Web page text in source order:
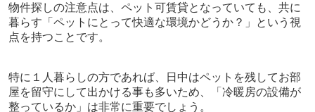
物件探しの注意点は、ペット可賃貸となっていても、共に
暮らす「ペットにとって快適な環境かどうか？」という視
点を持つことです。
特に１人暮らしの方であれば、日中はペットを残してお部
屋を留守にして出かける事も多いため、「冷暖房の設備が
整っているか」は非常に重要でしょう。